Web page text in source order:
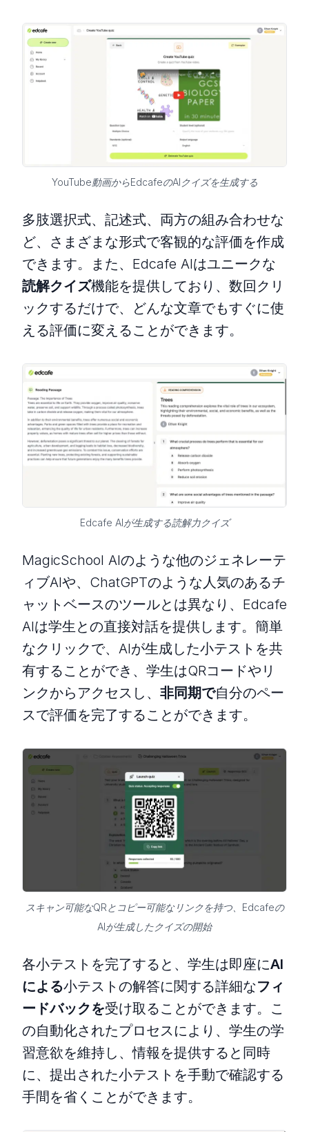
YouTube動画からEdcafeのAIクイズを生成する
多肢選択式、記述式、両方の組み合わせな
ど、さまざまな形式で客観的な評価を作成
できます。また、Edcafe AIはユニークな
読解クイズ機能を提供しており、数回クリ
ックするだけで、どんな文章でもすぐに使
える評価に変えることができます。
Edcafe AIが生成する読解力クイズ
MagicSchool AIのような他のジェネレーテ
ィブAIや、ChatGPTのような人気のあるチ
ャットベースのツールとは異なり、Edcafe
AIは学生との直接対話を提供します。簡単
なクリックで、AIが生成した小テストを共
有することができ、学生はQRコードやリ
ンクからアクセスし、 非同期で自分のペー
スで評価を完了することができます。
スキャン可能なQRとコピー可能なリンクを持つ、Edcafeの
AIが生成したクイズの開始
各小テストを完了すると、学生は即座にAI
による小テストの解答に関する詳細なフィ
ードバックを受け取ることができます。こ
の自動化されたプロセスにより、学生の学
習意欲を維持し、情報を提供すると同時
に、提出された小テストを手動で確認する
手間を省くことができます。